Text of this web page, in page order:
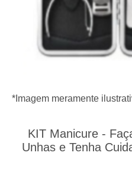
*Imagem meramente
KIT Manicure -
Unhas e Tenha